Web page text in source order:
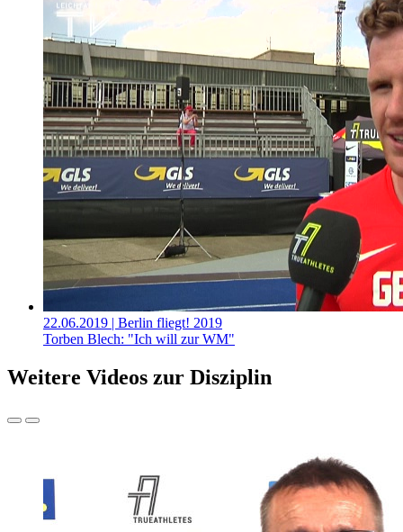
22.06.2019 | Berlin fliegt! 2019
Torben Blech: "Ich will zur WM"
Weitere Videos zur Disziplin